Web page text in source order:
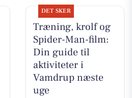
DET SKER
Træning, krolf og
Spider-Man-film:
Din guide til
aktiviteter i
Vamdrup næste
uge